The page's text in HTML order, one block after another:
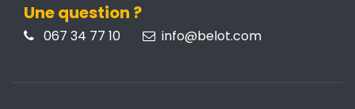
Une question ?
067 34 77 10 info@belot.com